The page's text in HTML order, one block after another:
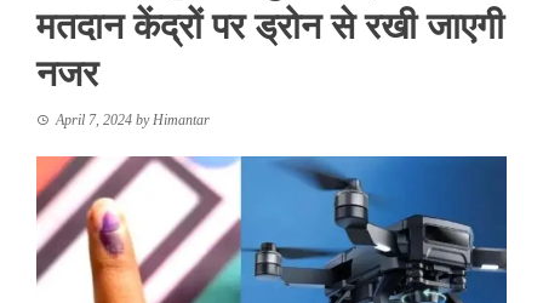
मतदान केंद्रों पर ड्रोन से रखी जाएगी
नजर
April 7, 2024 byHimantar